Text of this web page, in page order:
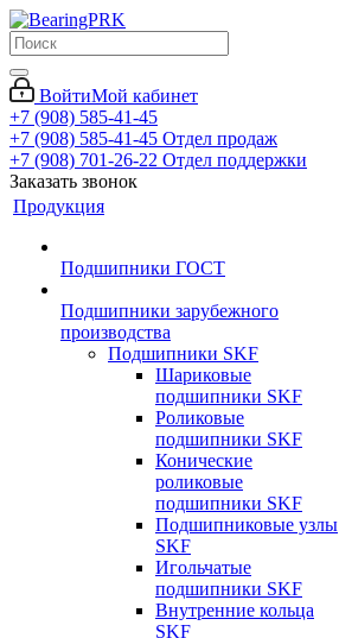
ВойтиМой кабинет
+7 (908) 585-41-45
+7 (908) 585-41-45 Отдел продаж
+7 (908) 701-26-22 Отдел поддержки
Заказать звонок
Продукция
Подшипники ГОСТ
Подшипники зарубежного
производства
Подшипники SKF
Шариковые
подшипники SKF
Роликовые
подшипники SKF
Конические
роликовые
подшипники SKF
Подшипниковые узлы
SKF
Игольчатые
подшипники SKF
Внутренние кольца
SKF